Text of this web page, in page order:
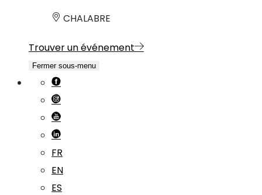
CHALABRE
Trouver un événement
Fermer sous-menu
FR
EN
ES